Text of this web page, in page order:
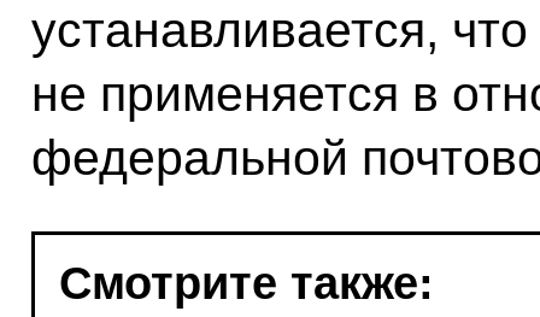
устанавливается,
не применяется в
федеральной
Смотрите также: